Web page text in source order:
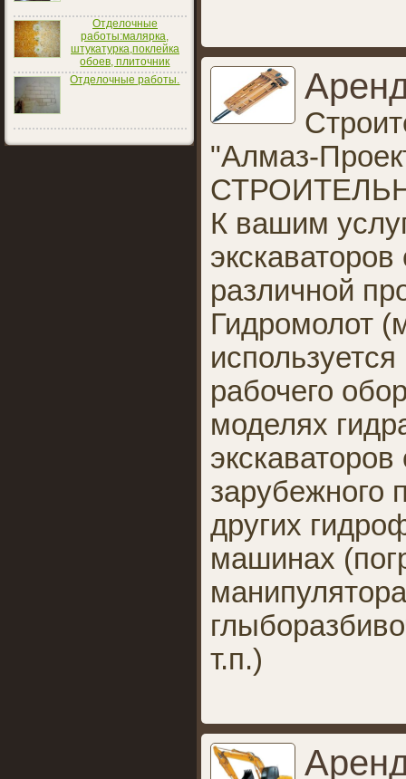
Отделочные
работы:малярка,
штукатурка,поклейка
обоев, плиточник
Отделочные работы.
"Алмаз-
К вашим
различной
Гидромолот
рабочего
моделях
экскаваторов
зарубежного
других
машинах
т.п.)